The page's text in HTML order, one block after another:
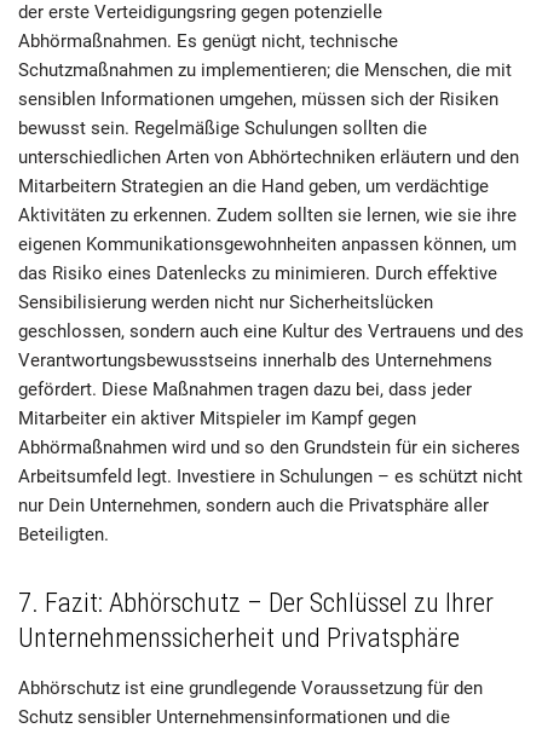
der erste Verteidigungsring gegen potenzielle
Abhörmaßnahmen. Es genügt nicht, technische
Schutzmaßnahmen zu implementieren; die Menschen, die mit
sensiblen Informationen umgehen, müssen sich der Risiken
bewusst sein. Regelmäßige Schulungen sollten die
unterschiedlichen Arten von Abhörtechniken erläutern und den
Mitarbeitern Strategien an die Hand geben, um verdächtige
Aktivitäten zu erkennen. Zudem sollten sie lernen, wie sie ihre
eigenen Kommunikationsgewohnheiten anpassen können, um
das Risiko eines Datenlecks zu minimieren. Durch effektive
Sensibilisierung werden nicht nur Sicherheitslücken
geschlossen, sondern auch eine Kultur des Vertrauens und des
Verantwortungsbewusstseins innerhalb des Unternehmens
gefördert. Diese Maßnahmen tragen dazu bei, dass jeder
Mitarbeiter ein aktiver Mitspieler im Kampf gegen
Abhörmaßnahmen wird und so den Grundstein für ein sicheres
Arbeitsumfeld legt. Investiere in Schulungen – es schützt nicht
nur Dein Unternehmen, sondern auch die Privatsphäre aller
Beteiligten.
7. Fazit: Abhörschutz – Der Schlüssel zu Ihrer
Unternehmenssicherheit und Privatsphäre
Abhörschutz ist eine grundlegende Voraussetzung für den
Schutz sensibler Unternehmensinformationen und die